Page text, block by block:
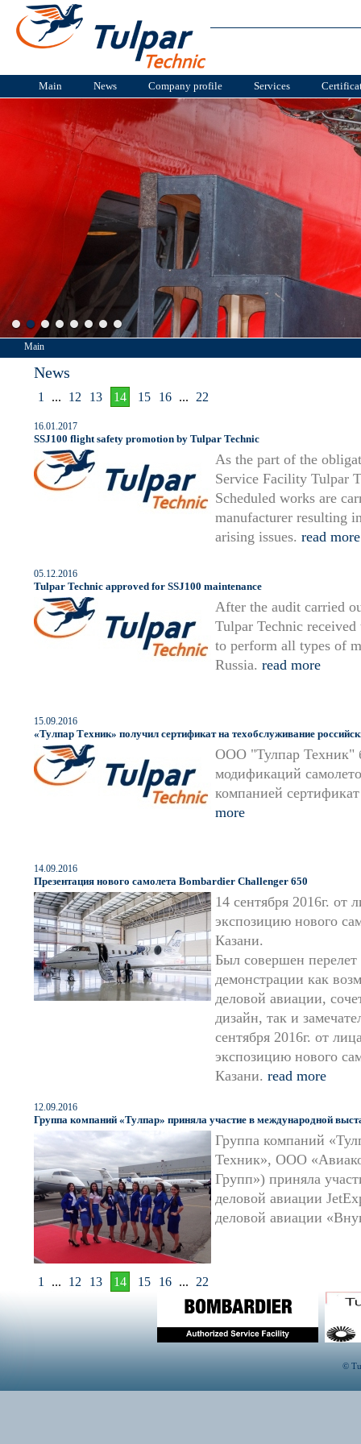
Main News Company profile Services
Main
News
1 ... 12 13 14 15 16 ... 22
16.01.2017
SSJ100 flight safety promotion by Tulpar Technic
As the part of the
Service Facility Tulpar
Scheduled works are
manufacturer resulting
arising issues. read more
05.12.2016
Tulpar Technic approved for SSJ100 maintenance
After the audit carried
Tulpar Technic
to perform all types of
Russia. read more
15.09.2016
«Тулпар Техник» получил сертификат на техобслуживание
ООО "Тулпар Техник"
модификаций
компанией
more
14.09.2016
Презентация нового самолета Bombardier Challenger 650
14 сентября 2016г.
экспозицию нового
Казани.
Был совершен
демонстрации как
деловой авиации,
дизайн, так и
сентября 2016г. от
экспозицию нового
Казани. read more
12.09.2016
Группа компаний «Тулпар» приняла участие в международной
Группа компаний
Техник», ООО
Групп») приняла
деловой авиации
деловой авиации
1 ... 12 13 14 15 16 ... 22
©